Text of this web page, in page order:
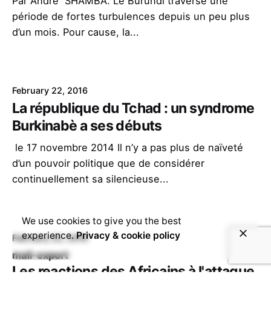
période de fortes turbulences depuis un peu plus
d’un mois. Pour cause, la...
February 22, 2016
La république du Tchad : un syndrome
Burkinabè a ses débuts
le 17 novembre 2014 Il n’y a pas plus de naïveté
d’un pouvoir politique que de considérer
continuellement sa silencieuse...
February 22, 2016
mali-export
Les reactions des Africains à l'attaque
We use cookies to give you the best
experience.Privacy & cookie policy